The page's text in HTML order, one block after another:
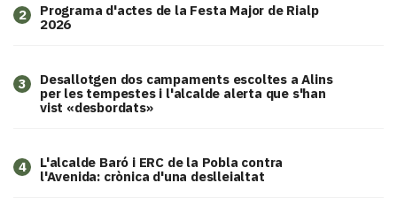
2
Programa d'actes de la Festa Major de Rialp
2026
3
​Desallotgen dos campaments escoltes a Alins
per les tempestes i l'alcalde alerta que s'han
vist «desbordats»
4
L'alcalde Baró i ERC de la Pobla contra
l'Avenida: crònica d'una deslleialtat